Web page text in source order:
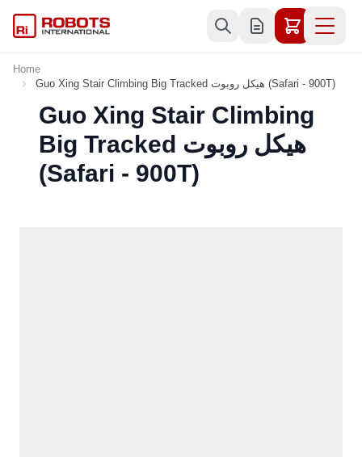
Home
Guo Xing Stair Climbing Big Tracked هيكل روبوت (Safari - 900T)
Guo Xing Stair Climbing
Big Tracked هيكل روبوت
(Safari - 900T)